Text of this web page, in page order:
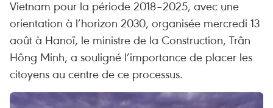
Vietnam pour la période 2018–2025, avec une
orientation à l’horizon 2030, organisée mercredi 13
août à Hanoï, le ministre de la Construction, Trân
Hông Minh, a souligné l’importance de placer les
citoyens au centre de ce processus.